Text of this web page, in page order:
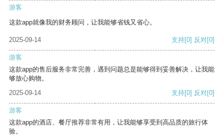
游客
这款app就像我的财务顾问，让我能够省钱又省心。
2025-09-14 支持[0] 反对[0]
游客
这款app的售后服务非常完善，遇到问题总是能够得到妥善解决，让我能
够放心购物。
2025-09-14
支持[0] 反对[0]
游客
这款app的酒店、餐厅推荐非常有用，让我能够享受到高品质的旅行体
验。